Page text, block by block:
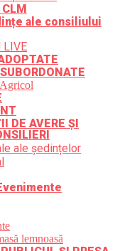
CLM
ale consiliului
LIVE
DE AVERE ȘI
ale ședințelor
lemnoasă